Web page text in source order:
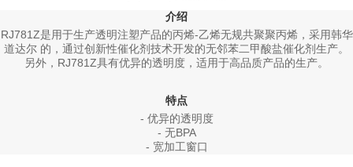
介绍
RJ781Z是用于生产透明注塑产品的丙烯-乙烯无规共聚聚丙烯，采用韩华
道达尔 的，通过创新性催化剂技术开发的无邻苯二甲酸盐催化剂生产。
另外，RJ781Z具有优异的透明度，适用于高品质产品的生产。
特点
- 优异的透明度
- 无BPA
- 宽加工窗口